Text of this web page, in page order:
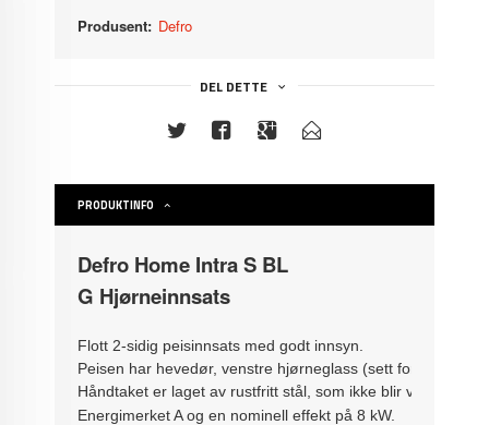
Produsent: Defro
DEL DETTE
PRODUKTINFO
Defro Home Intra S BL
G Hjørneinnsats
Flott 2-sidig peisinnsats med godt innsyn.
Peisen har hevedør, venstre hjørneglass (sett forfra).
Håndtaket er laget av rustfritt stål, som ikke blir varmt,
Energimerket A og en nominell effekt på 8 kW.